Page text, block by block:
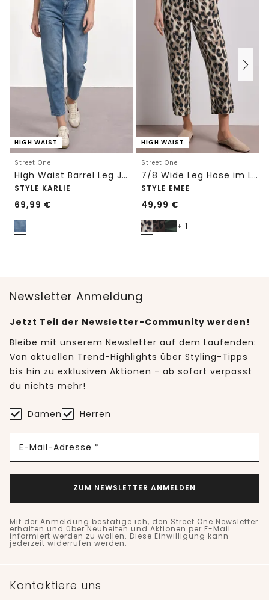
HIGH WAIST
Street One
High Waist Barrel Leg Jeans im Loose Fit
STYLE KARLIE
69,99 €
HIGH WAIST
Street One
7/8 Wide Leg Hose im Loose Fit mit Print
STYLE EMEE
49,99 €
+ 1
Newsletter Anmeldung
Jetzt Teil der Newsletter-Community werden!
Bleibe mit unserem Newsletter auf dem Laufenden:
Von aktuellen Trend-Highlights über Styling-Tipps
bis hin zu exklusiven Aktionen - ab sofort verpasst
du nichts mehr!
Damen Herren
E-Mail-Adresse *
ZUM NEWSLETTER ANMELDEN
Mit der Anmeldung bestätige ich, den Street One Newsletter
erhalten und über Neuheiten und Aktionen per E-Mail
informiert werden zu wollen. Diese Einwilligung kann
jederzeit widerrufen werden.
Kontaktiere uns